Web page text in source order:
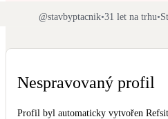
Dotační,
@stavbyptacnik•31 let na trhu•
Nespravovaný profil
Profil byl automaticky vytvořen